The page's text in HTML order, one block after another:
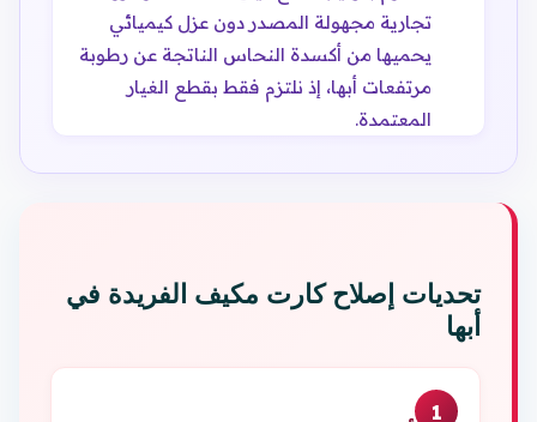
تجارية مجهولة المصدر دون عزل كيميائي
يحميها من أكسدة النحاس الناتجة عن رطوبة
مرتفعات أبها، إذ نلتزم فقط بقطع الغيار
المعتمدة.
تحديات إصلاح كارت مكيف الفريدة في
أبها
1